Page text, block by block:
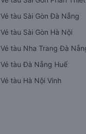
Vé tàu Sài Gòn Đà Nẵng
Vé tàu Sài Gòn Hà Nội
Vé tàu Nha Trang Đà
Vé tàu Đà Nẵng Huế
Vé tàu Hà Nội Vinh